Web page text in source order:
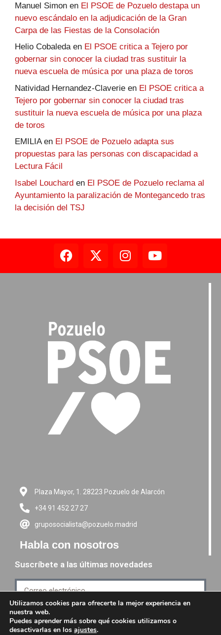
Manuel Simon en El PSOE de Pozuelo destapa un
nuevo escándalo en la adjudicación de la Gran
Carpa de las Fiestas de la Consolación
Helio Cobaledaen El PSOE critica a Tejero por
gobernar sin conocer la ciudad tras sustituir la
nueva escuela de música por una plaza de toros
Natividad Hernandez-Claverie en El PSOE critica a
Tejero por gobernar sin conocer la ciudad tras
sustituir la nueva escuela de música por una plaza
de toros
EMILIAen El PSOE de Pozuelo adapta sus
propuestas para las personas con discapacidad a
Lectura Fácil
Isabel Louchard en El PSOE de Pozuelo reclama al
Ayuntamiento la paralización de Montegancedo tras
la decisión del TSJ
Plaza Mayor, 1. 28223 Pozuelo de Alarcón
+34 91 452 27 27
gruposocialista@pozuelo.madrid
Habla con nosotros
Suscríbete a las últimas novedades
Suscríbete
Utilizamos cookies para ofrecerte la mejor experiencia en
nuestra web.
Puedes aprender más sobre qué cookies utilizamos o
desactivarlas en los ajustes.